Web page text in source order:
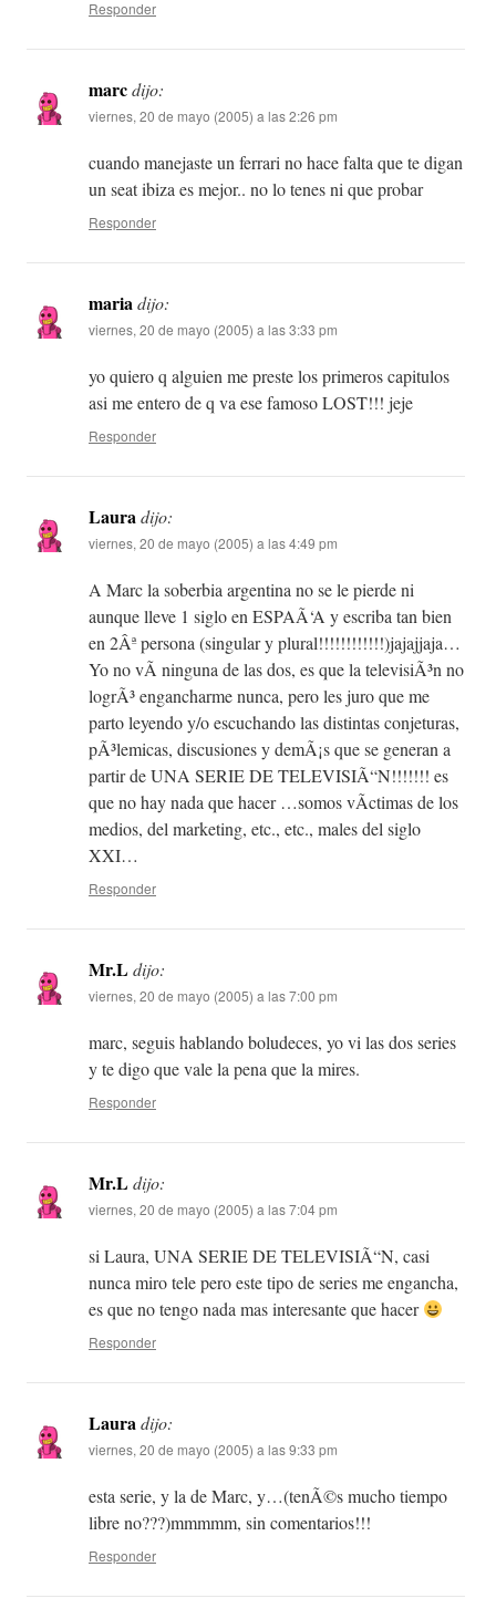
Responder
marcdijo:
viernes, 20 de mayo (2005) a las 2:26 pm
cuando manejaste un ferrari no hace falta que te digan
un seat ibiza es mejor.. no lo tenes ni que probar
Responder
mariadijo:
viernes, 20 de mayo (2005) a las 3:33 pm
yo quiero q alguien me preste los primeros capitulos
asi me entero de q va ese famoso LOST!!! jeje
Responder
Lauradijo:
viernes, 20 de mayo (2005) a las 4:49 pm
A Marc la soberbia argentina no se le pierde ni
aunque lleve 1 siglo en ESPAÃ‘A y escriba tan bien
en 2Âª persona (singular y plural!!!!!!!!!!!!)jajajjaja…
Yo no vÃ­ ninguna de las dos, es que la televisiÃ³n no
logrÃ³ engancharme nunca, pero les juro que me
parto leyendo y/o escuchando las distintas conjeturas,
pÃ³lemicas, discusiones y demÃ¡s que se generan a
partir de UNA SERIE DE TELEVISIÃ“N!!!!!!! es
que no hay nada que hacer …somos vÃ­ctimas de los
medios, del marketing, etc., etc., males del siglo
XXI…
Responder
Mr.Ldijo:
viernes, 20 de mayo (2005) a las 7:00 pm
marc, seguis hablando boludeces, yo vi las dos series
y te digo que vale la pena que la mires.
Responder
Mr.Ldijo:
viernes, 20 de mayo (2005) a las 7:04 pm
si Laura, UNA SERIE DE TELEVISIÃ“N, casi
nunca miro tele pero este tipo de series me engancha,
es que no tengo nada mas interesante que hacer
Responder
Lauradijo:
viernes, 20 de mayo (2005) a las 9:33 pm
esta serie, y la de Marc, y…(tenÃ©s mucho tiempo
libre no???)mmmmm, sin comentarios!!!
Responder